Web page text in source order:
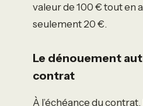
valeur de 100 € tout en
seulement 20 €.
Le dénouement
contrat
À l’échéance du contrat,